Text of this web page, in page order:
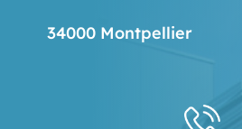
34000 Montpellier